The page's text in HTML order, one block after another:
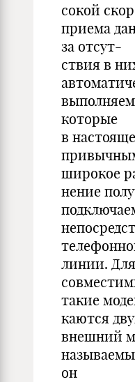
сокой
приема
за отсут-
ствия в
которые
в
шиpокое
нение
линии.
такие
каются
внешний
он